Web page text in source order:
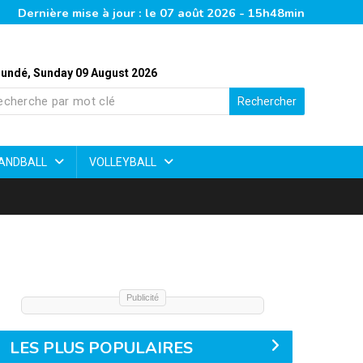
Dernière mise à jour : le 07 août 2026 - 15h48min
Sunday 09 August 2026
Rechercher
VOLLEYBALL
Publicité
LES PLUS POPULAIRES